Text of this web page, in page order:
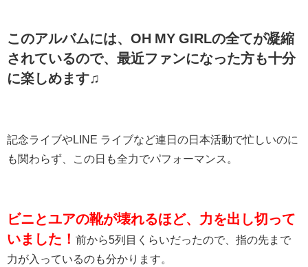
このアルバムには、OH MY GIRLの全てが凝縮
されているので、最近ファンになった方も十分
に楽しめます♫
記念ライブやLINE ライブなど連日の日本活動で忙しいのに
も関わらず、この日も全力でパフォーマンス。
ビニとユアの靴が壊れるほど、力を出し切って
いました！ 前から5列目くらいだったので、指の先まで
力が入っているのも分かります。